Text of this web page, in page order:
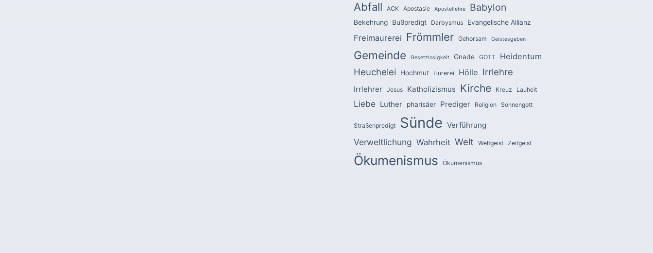
Abfall ACK Apostasie Apostellehre Babylon
Bekehrung Bußpredigt Darbysmus Evangelische Allianz
Freimaurerei Frömmler Gehorsam Geistesgaben
Gemeinde Gesetzlosigkeit Gnade GOTT Heidentum
Heuchelei Hochmut Hurerei Hölle Irrlehre
Irrlehrer Jesus Katholizismus Kirche Kreuz Lauheit
Liebe Luther pharisäer Prediger Religion Sonnengott
Straßenpredigt Sünde Verführung
Verweltlichung Wahrheit Welt Weltgeist Zeitgeist
Ökumenismus Ökumenismus